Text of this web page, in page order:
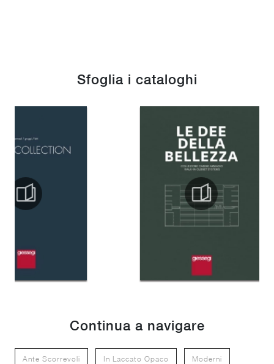
Sfoglia i cataloghi
Continua a navigare
Ante Scorrevoli In Laccato Opaco Moderni